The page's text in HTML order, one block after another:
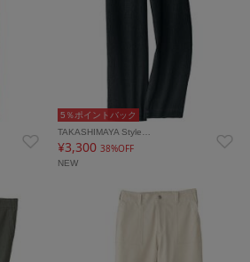
5％ポイントバック
TAKASHIMAYA Style…
¥3,300 38%OFF
NEW